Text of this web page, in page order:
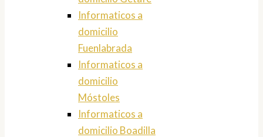
Informaticos a
domicilio
Fuenlabrada
Informaticos a
domicilio
Móstoles
Informaticos a
domicilio Boadilla